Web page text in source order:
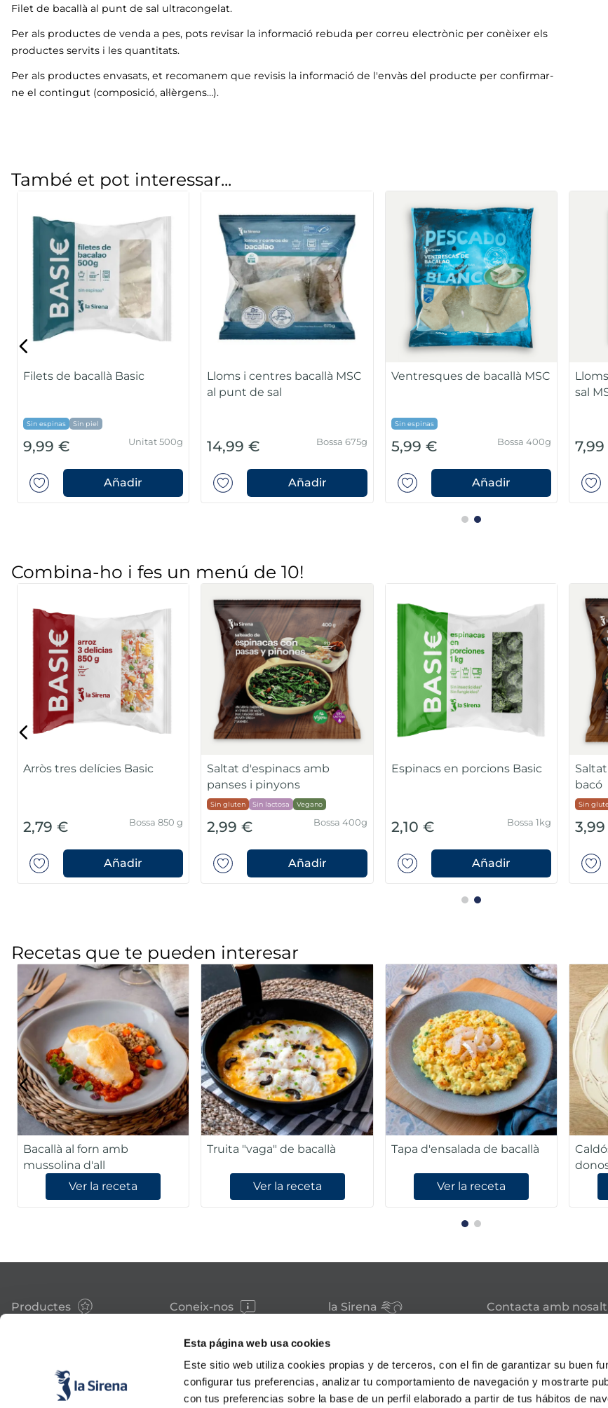
Esta página web usa cookies
Este sitio web utiliza cookies propias y de terceros, con el fin de garantizar su buen
configurar tus preferencias, analizar tu comportamiento de navegación y mostrarte
con tus preferencias sobre la base de un perfil elaborado a partir de tus hábitos de
Filet de bacallà al punt de sal ultracongelat.
Per als productes de venda a pes, pots revisar la informació rebuda per correu electrònic per conèixer els
productes servits i les quantitats.
Per als productes envasats, et recomanem que revisis la informació de l'envàs del producte per confirmar-
ne el contingut (composició, al·lèrgens…).
També et pot interessar...
Filets de bacallà Basic
Sin espinas Sin piel
9,99 € Unitat 500g
Añadir
Lloms i centres bacallà MSC
al punt de sal
14,99 € Bossa 675g
Añadir
Ventresques de bacallà MSC
Sin espinas
5,99 € Bossa 400g
Añadir
sal
Combina-ho i fes un menú de 10!
Arròs tres delícies Basic
2,79 € Bossa 850 g
Añadir
Saltat d'espinacs amb
panses i pinyons
Sin gluten Sin lactosa Vegano
2,99 € Bossa 400g
Añadir
Espinacs en porcions Basic
2,10 € Bossa 1kg
Añadir
bacó
Sin
Recetas que te pueden interesar
Bacallà al forn amb
mussolina d'all
Ver la receta
Truita "vaga" de bacallà
Ver la receta
Tapa d'ensalada de bacallà
Ver la receta
Productes
Plats preparats
Gelats i postres
Coneix-nos
Valors
Treballa amb nosaltres
Blog
Esdeveniments
la Sirena
Hosteleria
Botigues
Avís legal
Política de privacitat
Contacta amb
sac@lasirena.es
900 21 06 21